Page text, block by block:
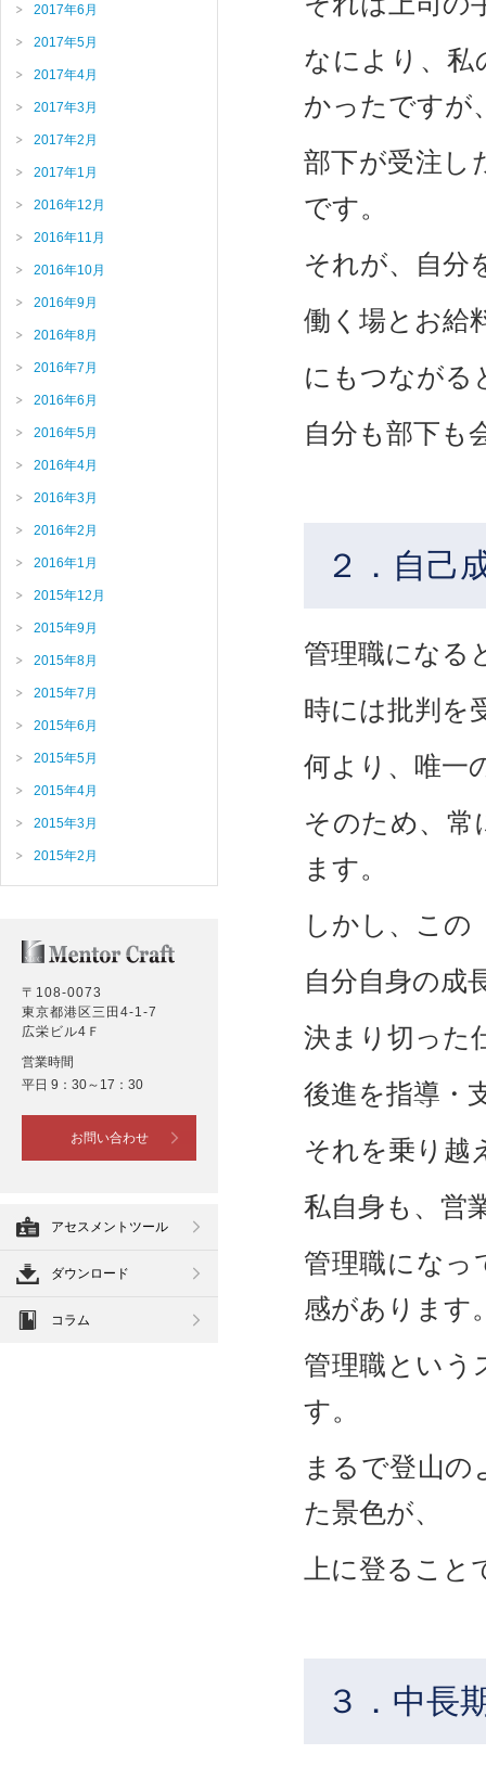
なにより、私
かったですが
部下が受注し
です。
それが、自分
働く場とお給
にもつながる
自分も部下も
２．自己
管理職になる
時には批判を
何より、唯一
そのため、常
ます。
しかし、この
自分自身の成
決まり切った
後進を指導・
それを乗り越
私自身も、営
管理職になっ
感があります
管理職という
す。
まるで登山
た景色が、
上に登るこ
３．中長
2017年6月
2017年5月
2017年4月
2017年3月
2017年2月
2017年1月
2016年12月
2016年11月
2016年10月
2016年9月
2016年8月
2016年7月
2016年6月
2016年5月
2016年4月
2016年3月
2016年2月
2016年1月
2015年12月
2015年9月
2015年8月
2015年7月
2015年6月
2015年5月
2015年4月
2015年3月
2015年2月
〒108-0073
東京都港区三田4-1-7
広栄ビル4Ｆ
営業時間
平日 9：30～17：30
お問い合わせ
アセスメントツール
ダウンロード
コラム